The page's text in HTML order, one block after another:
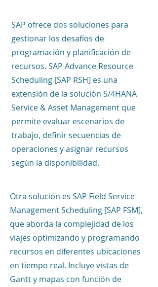
SAP ofrece dos soluciones para
gestionar los desafíos de
programación y planificación de
recursos. SAP Advance Resource
Scheduling [SAP RSH] es una
extensión de la solución S/4HANA
Service & Asset Management que
permite evaluar escenarios de
trabajo, definir secuencias de
operaciones y asignar recursos
según la disponibilidad.
Otra solución es SAP Field Service
Management Scheduling [SAP FSM],
que aborda la complejidad de los
viajes optimizando y programando
recursos en diferentes ubicaciones
en tiempo real. Incluye vistas de
Gantt y mapas con función de